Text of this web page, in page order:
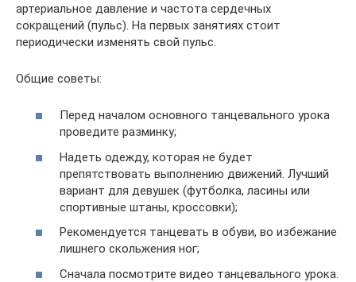
артериальное давление и частота сердечных
сокращений (пульс). На первых занятиях стоит
периодически изменять свой пульс.
Общие советы:
Перед началом основного танцевального урока
проведите разминку;
Надеть одежду, которая не будет
препятствовать выполнению движений. Лучший
вариант для девушек (футболка, ласины или
спортивные штаны, кроссовки);
Рекомендуется танцевать в обуви, во избежание
лишнего скольжения ног;
Сначала посмотрите видео танцевального урока.